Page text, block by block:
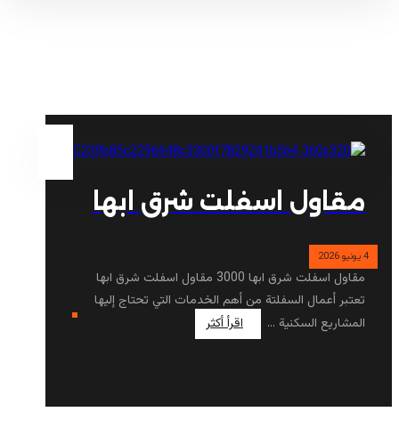
مقاول اسفلت شرق ابها
4 يونيو 2026
مقاول اسفلت شرق ابها 3000 مقاول اسفلت شرق ابها
تعتبر أعمال السفلتة من أهم الخدمات التي تحتاج إليها
المشاريع السكنية ...
اقرأ أكثر